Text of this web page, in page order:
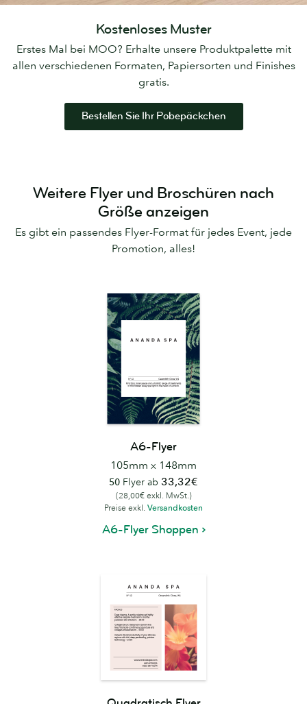
Kostenloses Muster
Erstes Mal bei MOO? Erhalte unsere Produktpalette mit
allen verschiedenen Formaten, Papiersorten und Finishes
gratis.
Bestellen Sie Ihr Pobepäckchen
Weitere Flyer und Broschüren nach
Größe anzeigen
Es gibt ein passendes Flyer-Format für jedes Event, jede
Promotion, alles!
A6-Flyer
105mm x 148mm
50 Flyer ab 33,32€
(28,00€ exkl. MwSt.)
Preise exkl. Versandkosten
A6-Flyer Shoppen